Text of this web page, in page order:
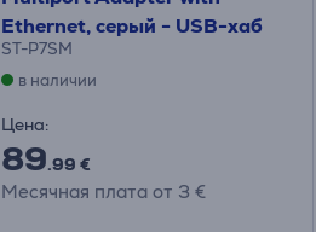
Ethernet, серый - USB-хаб
ST-P7SM
в наличии
Цена:
89.99 €
Месячная плата от 3 €